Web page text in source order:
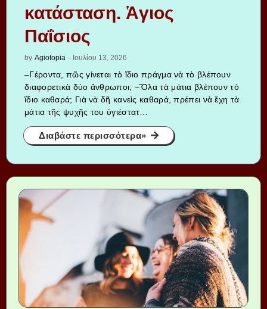
κατάσταση. Ἁγιος
Παΐσιος
by Agiotopia - Ιουλίου 13, 2026
–Γέροντα, πῶς γίνεται τὸ ἴδιο πράγμα νὰ τὸ βλέπουν
διαφορετικὰ δύο ἄνθρωποι; –Ὅλα τὰ μάτια βλέπουν τὸ
ἴδιο καθαρά; Γιὰ νὰ δῆ κανεὶς καθαρά, πρέπει νὰ ἔχη τὰ
μάτια τῆς ψυχῆς του ὑγιέστατ…
Διαβάστε περισσότερα»